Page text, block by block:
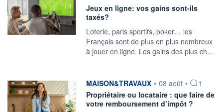
Jeux en ligne: vos gains sont-ils
taxés?
Loterie, paris sportifs, poker… les
Français sont de plus en plus nombreux
à jouer en ligne. Les gains des plus ch…
information fournie par
MAISON&TRAVAUX • 08 août •
1
Propriétaire ou locataire : que faire de
votre remboursement d’impôt ?